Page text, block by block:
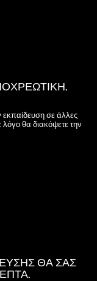
εκπαίδευση σε άλλες
θα διακόψετε την
ΘΑ ΣΑΣ